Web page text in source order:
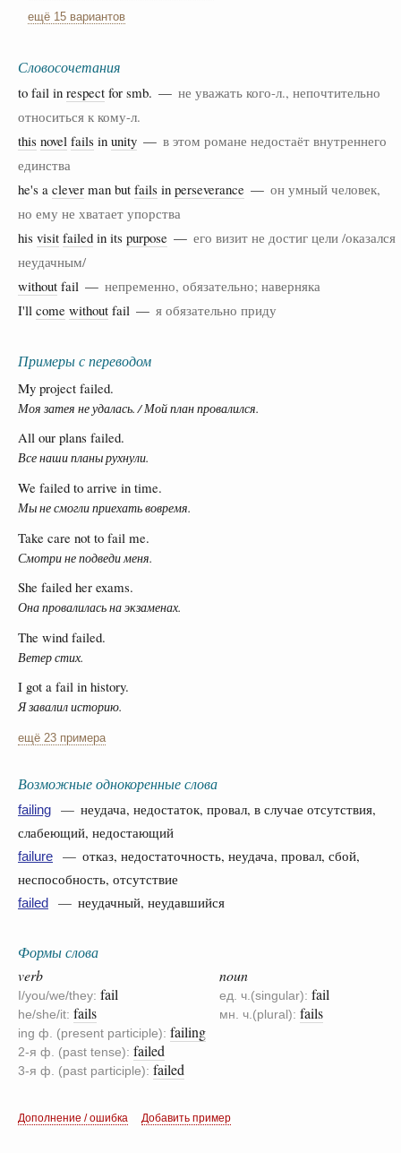
ещё 15 вариантов
Словосочетания
to fail in respect for smb. — не уважать кого-л., непочтительно
относиться к кому-л.
this novel fails in unity — в этом романе недостаёт внутреннего
единства
he's a clever man but fails in perseverance — он умный человек,
но ему не хватает упорства
his visit failed in its purpose — его визит не достиг цели /оказался
неудачным/
without fail — непременно, обязательно; наверняка
I'll come without fail — я обязательно приду
Примеры с переводом
My project failed.
Моя затея не удалась. / Мой план провалился.
All our plans failed.
Все наши планы рухнули.
We failed to arrive in time.
Мы не смогли приехать вовремя.
Take care not to fail me.
Смотри не подведи меня.
She failed her exams.
Она провалилась на экзаменах.
The wind failed.
Ветер стих.
I got a fail in history.
Я завалил историю.
ещё 23 примера
Возможные однокоренные слова
failing
— неудача, недостаток, провал, в случае отсутствия,
слабеющий, недостающий
failure
— отказ, недостаточность, неудача, провал, сбой,
неспособность, отсутствие
failed — неудачный, неудавшийся
Формы слова
verb
I/you/we/they: fail
he/she/it: fails
ing ф. (present participle): failing
2-я ф. (past tense): failed
3-я ф. (past participle): failed
noun
ед. ч.(singular): fail
мн. ч.(plural): fails
Дополнение / ошибка Добавить пример